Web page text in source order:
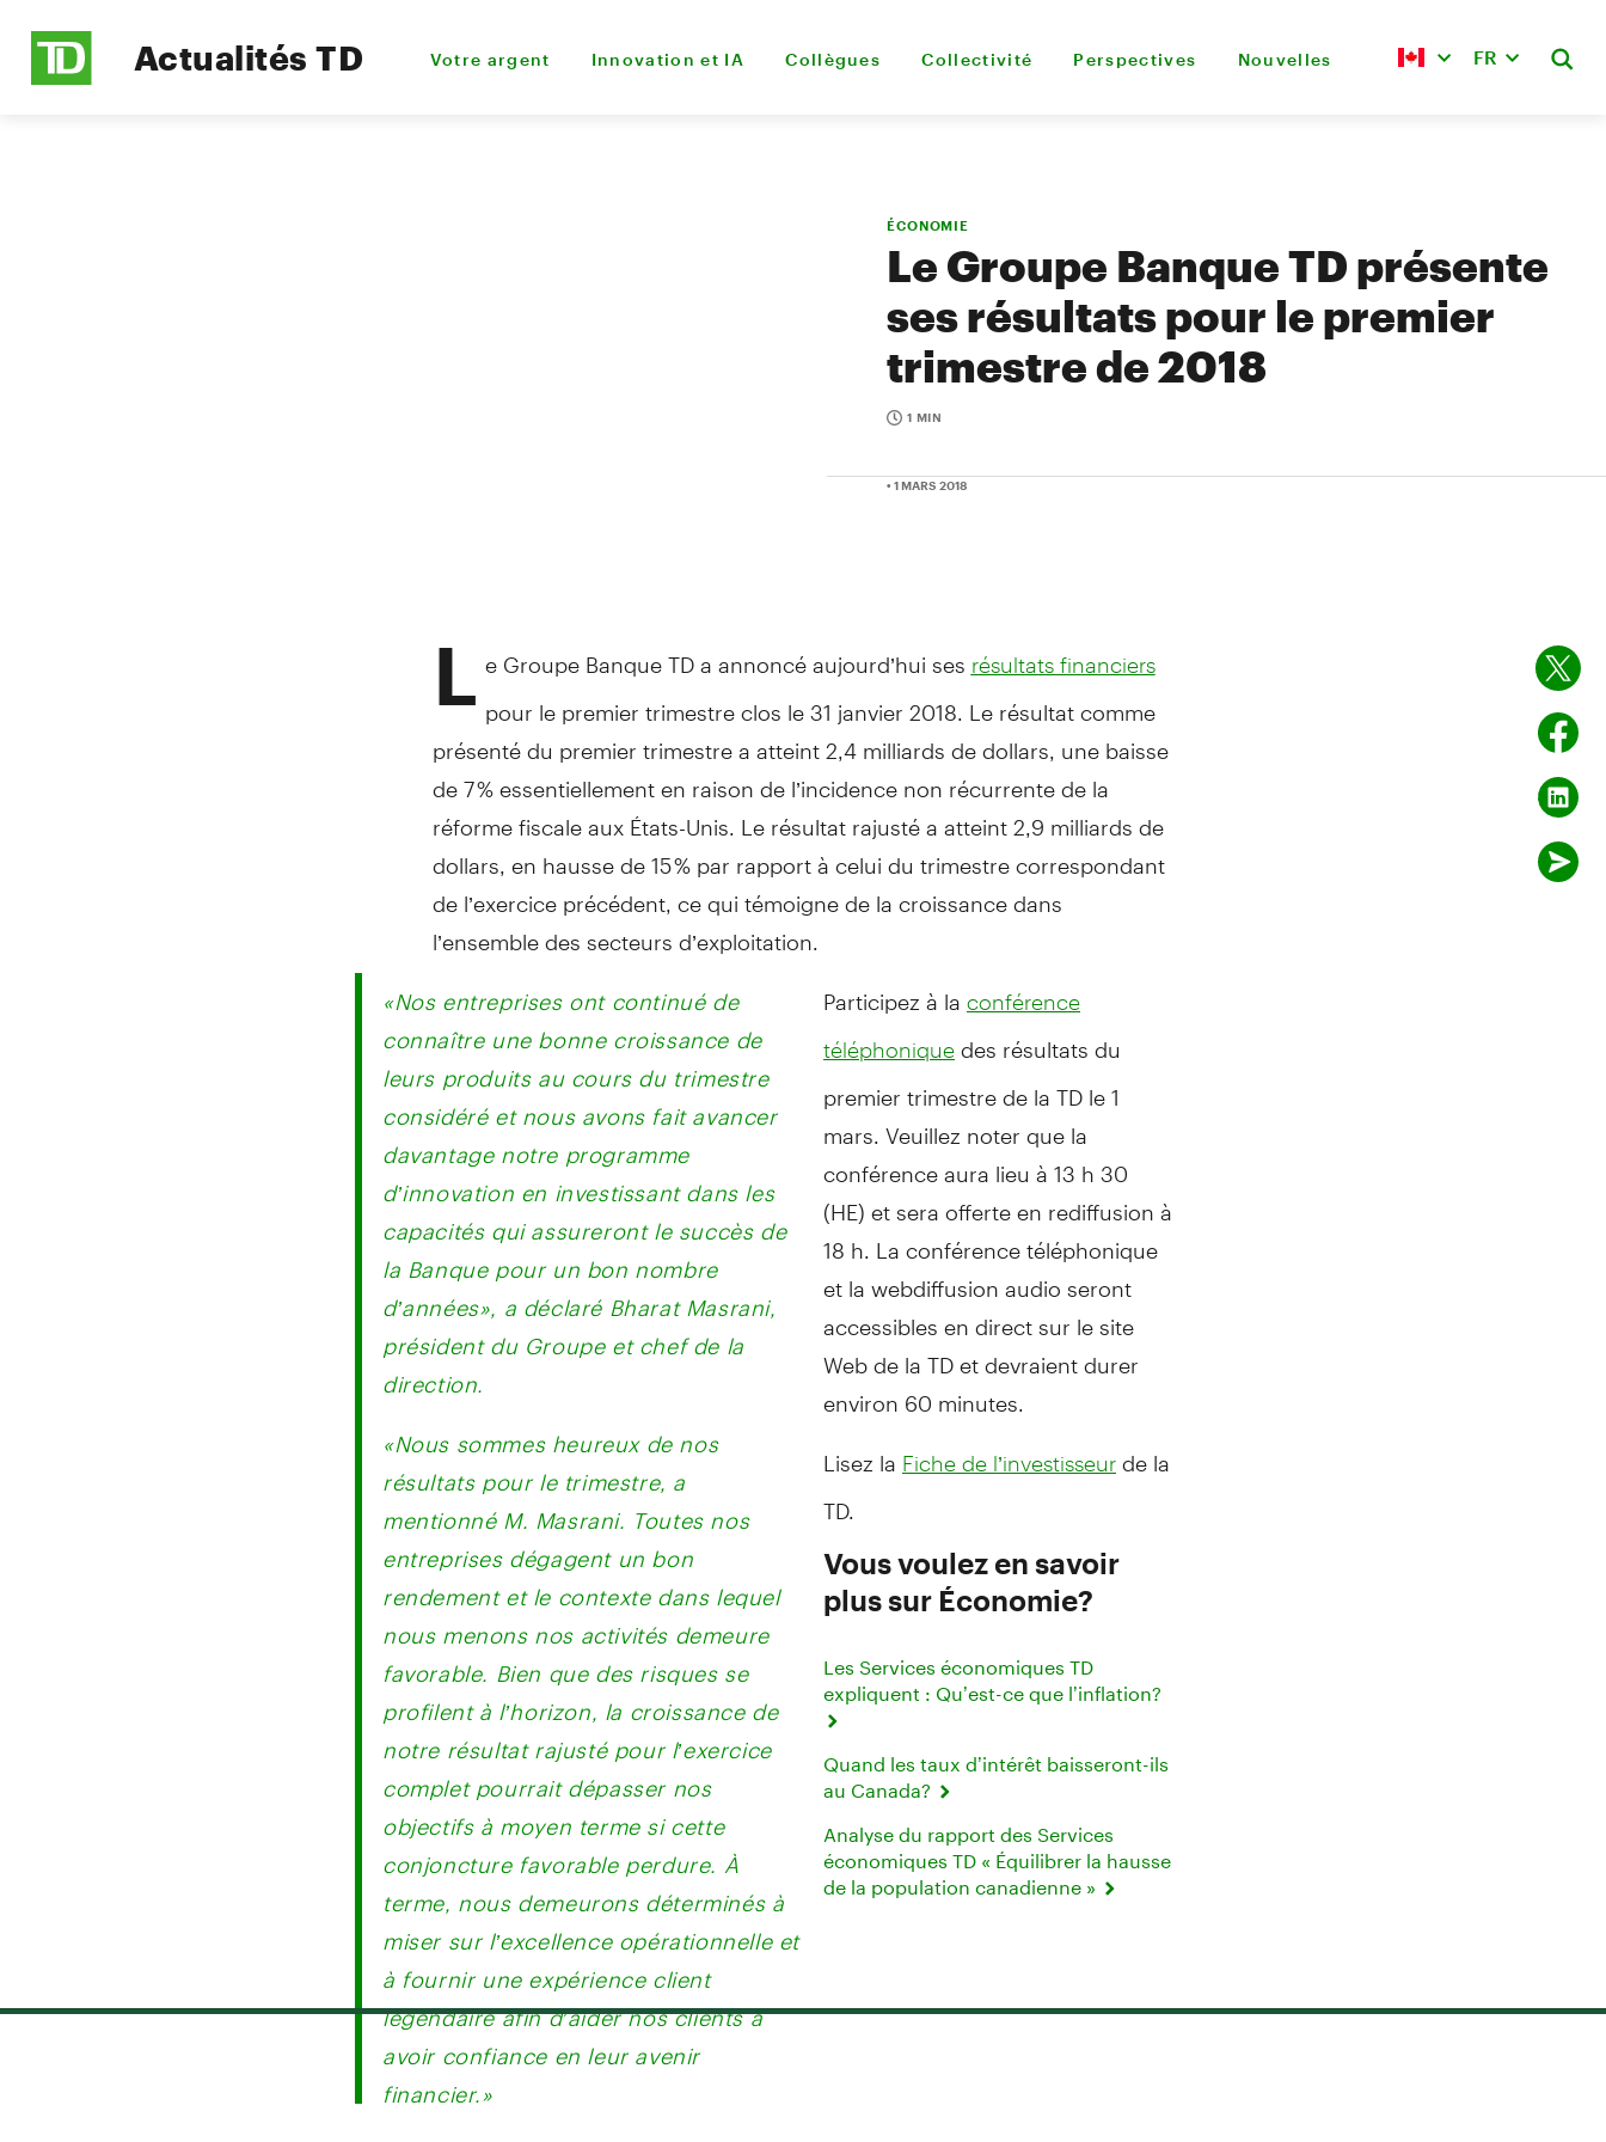
Actualités TD Votre argent Innovation et IA Collègues Collectivité Perspectives Nouvelles FR
ÉCONOMIE
Le Groupe Banque TD présente
ses résultats pour le premier
trimestre de 2018
1 MIN
• 1 MARS 2018
L e Groupe Banque TD a annoncé aujourd’hui ses résultats financiers
pour le premier trimestre clos le 31 janvier 2018. Le résultat comme
présenté du premier trimestre a atteint 2,4 milliards de dollars, une baisse
de 7 % essentiellement en raison de l’incidence non récurrente de la
réforme fiscale aux États-Unis. Le résultat rajusté a atteint 2,9 milliards de
dollars, en hausse de 15 % par rapport à celui du trimestre correspondant
de l’exercice précédent, ce qui témoigne de la croissance dans
l’ensemble des secteurs d’exploitation.
«Nos entreprises ont continué de
connaître une bonne croissance de
leurs produits au cours du trimestre
considéré et nous avons fait avancer
davantage notre programme
d’innovation en investissant dans les
capacités qui assureront le succès de
la Banque pour un bon nombre
d’années», a déclaré Bharat Masrani,
président du Groupe et chef de la
direction.
«Nous sommes heureux de nos
résultats pour le trimestre, a
mentionné M. Masrani. Toutes nos
entreprises dégagent un bon
rendement et le contexte dans lequel
nous menons nos activités demeure
favorable. Bien que des risques se
profilent à l’horizon, la croissance de
notre résultat rajusté pour l’exercice
complet pourrait dépasser nos
objectifs à moyen terme si cette
conjoncture favorable perdure. À
terme, nous demeurons déterminés à
miser sur l’excellence opérationnelle et
à fournir une expérience client
légendaire afin d’aider nos clients à
avoir confiance en leur avenir
financier.»
Participez à la conférence
téléphonique des résultats du
premier trimestre de la TD le 1
mars. Veuillez noter que la
conférence aura lieu à 13 h 30
(HE) et sera offerte en rediffusion à
18 h. La conférence téléphonique
et la webdiffusion audio seront
accessibles en direct sur le site
Web de la TD et devraient durer
environ 60 minutes.
Lisez la Fiche de l’investisseur de la
TD.
Vous voulez en savoir
plus sur Économie?
Les Services économiques TD
expliquent : Qu’est-ce que l’inflation?
Quand les taux d’intérêt baisseront-ils
au Canada?
Analyse du rapport des Services
économiques TD « Équilibrer la hausse
de la population canadienne »